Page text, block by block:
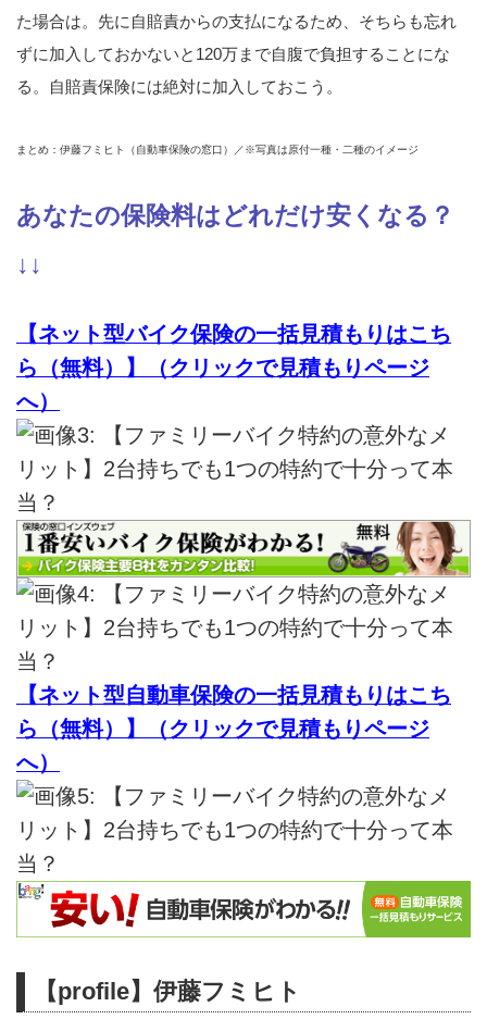
た場合は。先に自賠責からの支払になるため、そちらも忘れ
ずに加入しておかないと120万まで自腹で負担することにな
る。自賠責保険には絶対に加入しておこう。
まとめ：伊藤フミヒト（自動車保険の窓口）／※写真は原付一種・二種のイメージ
あなたの保険料はどれだけ安くなる？
↓↓
【ネット型バイク保険の一括見積もりはこち
ら（無料）】（クリックで見積もりページ
へ）
【ネット型自動車保険の一括見積もりはこち
ら（無料）】（クリックで見積もりページ
へ）
【profile】伊藤フミヒト